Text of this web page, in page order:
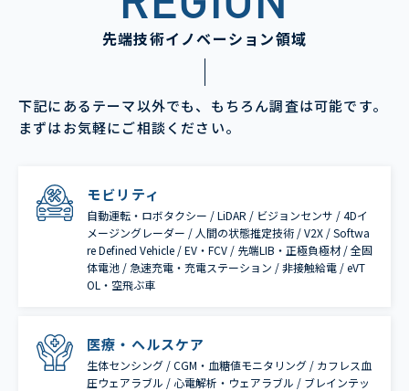
先端技術イノベーション領域
下記にあるテーマ以外でも、もちろん調査は可能です。
まずはお気軽にご相談ください。
モビリティ
自動運転・ロボタクシー / LiDAR / ビジョンセンサ / 4Dイ
メージングレーダー / 人間の状態推定技術 / V2X / Softwa
re Defined Vehicle / EV・FCV / 先端LIB・正極負極材 / 全固
体電池 / 急速充電・充電ステーション / 非接触給電 / eVT
OL・空飛ぶ車
医療・ヘルスケア
生体センシング / CGM・血糖値モニタリング / カフレス血
圧ウェアラブル / 心電解析・ウェアラブル / ブレインテッ